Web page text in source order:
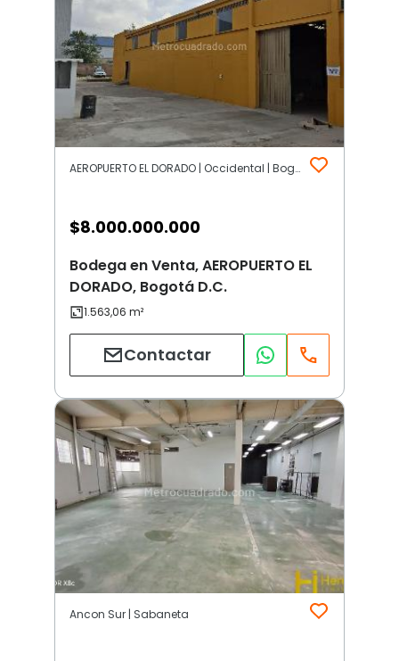
AEROPUERTO EL DORADO | Occidental | Bogotá D.C.
$8.000.000.000
Bodega en Venta, AEROPUERTO EL
DORADO, Bogotá D.C.
Contactar
Ancon Sur | Sabaneta